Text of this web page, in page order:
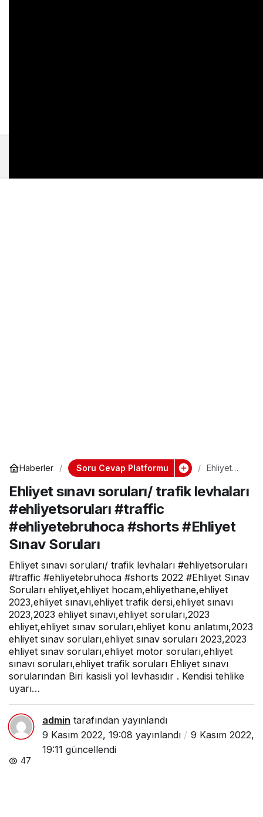
Haberler Soru Cevap Platformu
Ehliyet
soruları/
trafik
ruları
#traffic
#shorts
#Ehliyet
Sınav
Soruları
Ehliyet sınavı soruları/ trafik levhaları
#ehliyetsoruları #traffic
#ehliyetebruhoca #shorts #Ehliyet
Sınav Soruları
Ehliyet sınavı soruları/ trafik levhaları #ehliyetsoruları
#traffic #ehliyetebruhoca #shorts 2022 #Ehliyet Sınav
Soruları ehliyet,ehliyet hocam,ehliyethane,ehliyet
2023,ehliyet sınavı,ehliyet trafik dersi,ehliyet sınavı
2023,2023 ehliyet sınavı,ehliyet soruları,2023
ehliyet,ehliyet sınav soruları,ehliyet konu anlatımı,2023
ehliyet sınav soruları,ehliyet sınav soruları 2023,2023
ehliyet sınav soruları,ehliyet motor soruları,ehliyet
sınavı soruları,ehliyet trafik soruları Ehliyet sınavı
sorularından Biri kasisli yol levhasıdır . Kendisi tehlike
uyarı…
admin tarafından yayınlandı
9 Kasım 2022, 19:08 yayınlandı
9 Kasım 2022,
19:11 güncellendi
47